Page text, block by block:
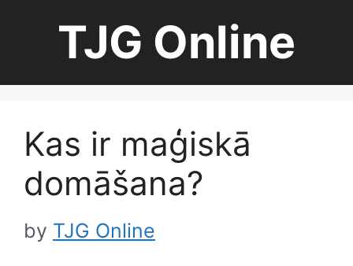
TJG Online
Kas ir maģiskā
domāšana?
by TJG Online